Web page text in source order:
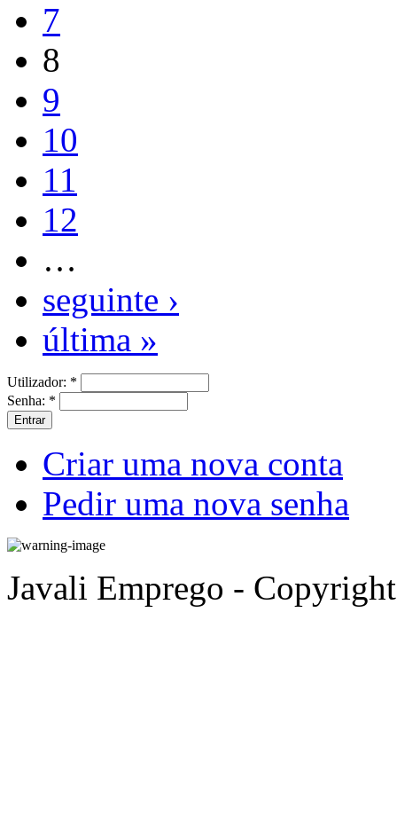
7
8
9
10
11
12
…
seguinte ›
última »
Utilizador: *
Senha: *
Criar uma nova conta
Pedir uma nova senha
Javali Emprego -